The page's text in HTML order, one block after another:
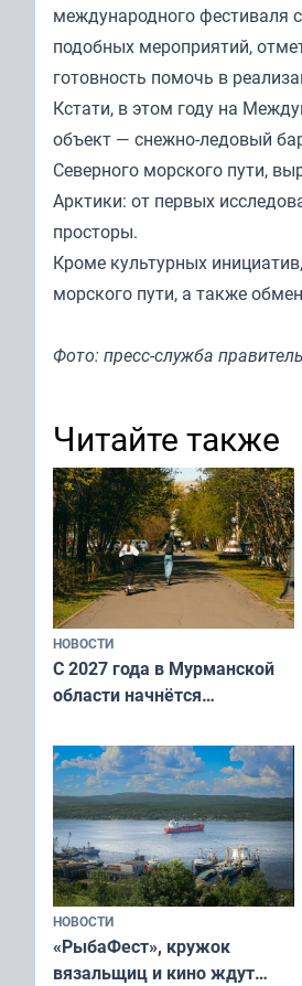
международного фестиваля
подобных мероприятий,
готовность помочь в
Кстати, в этом году на
объект — снежно-ледовый
Северного морского пути,
Арктики: от первых
просторы.
Кроме культурных
морского пути, а также
Фото: пресс-служба
Читайте также
НОВОСТИ
С 2027 года в Мурманской
области начнётся
подростков от ВПЧ
НОВОСТИ
«РыбаФест», кружок
вязальщиц и кино ждут